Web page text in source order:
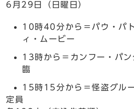
6月29日（日曜日）
10時40分から＝パウ・パ
ィ・ムービー
13時から＝カンフー・パ
臨
15時15分から＝怪盗グル
定員